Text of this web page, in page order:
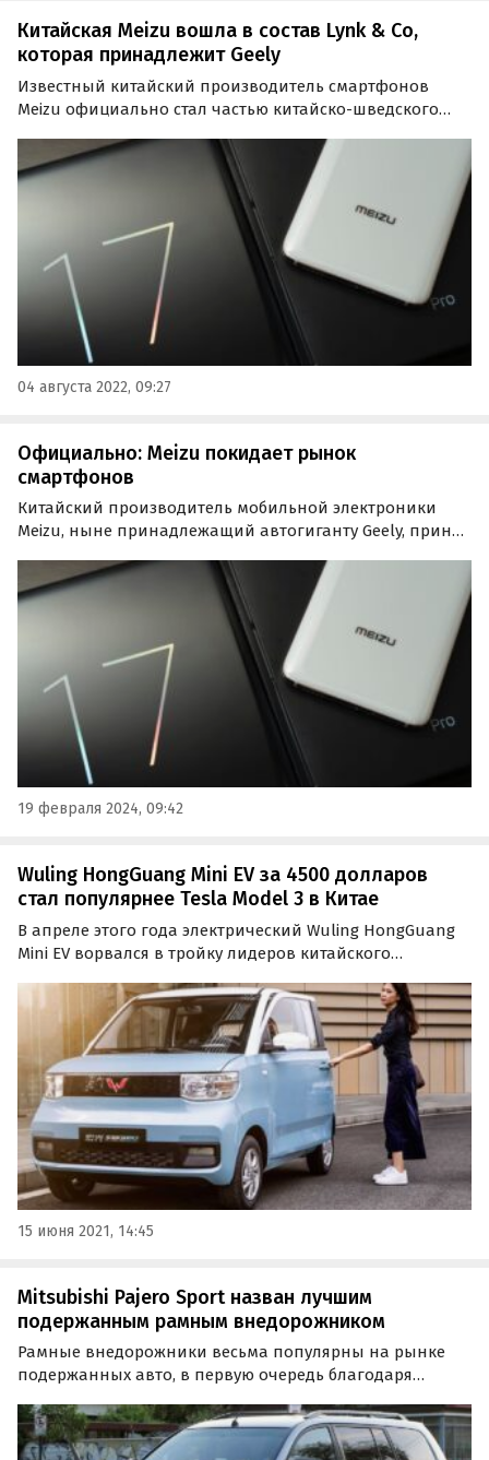
Китайская Meizu вошла в состав Lynk & Co,
которая принадлежит Geely
Известный китайский производитель смартфонов
Meizu официально стал частью китайско-шведского
местным автогигантом Geely.
04 августа 2022, 09:27
Официально: Meizu покидает рынок
смартфонов
Китайский производитель мобильной электроники
Meizu, ныне принадлежащий автогиганту Geely, принял
что останавливает разработку новых смартфонов.
19 февраля 2024, 09:42
Wuling HongGuang Mini EV за 4500 долларов
стал популярнее Tesla Model 3 в Китае
В апреле этого года электрический Wuling HongGuang
Mini EV ворвался в тройку лидеров китайского
Китайской ассоциации легковых автомобилей (CPCA).
15 июня 2021, 14:45
Mitsubishi Pajero Sport назван лучшим
подержанным рамным внедорожником
Рамные внедорожники весьма популярны на рынке
подержанных авто, в первую очередь благодаря
возрастом в 10-15 лет не утрачивают своих основных
эксплуатационных качеств.